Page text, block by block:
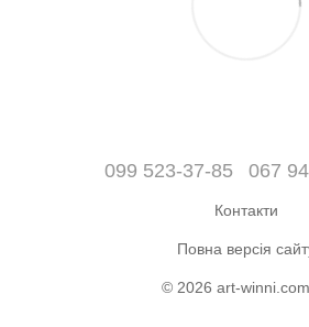
099 523-37-85 067
Контакти
Повна версія
© 2026 art-